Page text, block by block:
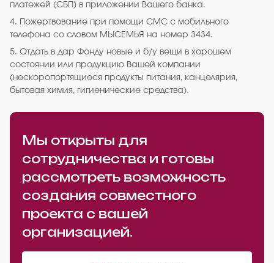
платежей (СБП) в приложении Вашего банка.
4. Пожертвование при помощи СМС с мобильного
телефона со словом МЫСЕМЬЯ на номер 3434.
5. Отдать в дар Фонду новые и б/у вещи в хорошем
состоянии или продукцию Вашей компании
(нескоропортящиеся продукты питания, канцелярия,
бытовая химия, гигиенические средства).
Мы открыты для
сотрудничества и готовы
рассмотреть возможность
создания совместного
проекта с вашей
организацией.